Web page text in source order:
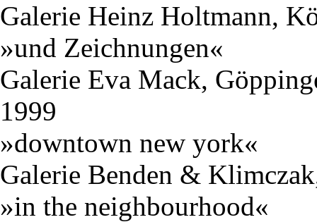
Galerie Heinz Holtmann,
»und Zeichnungen«
Galerie Eva Mack,
1999
»downtown new york«
Galerie Benden &
»in the neighbourhood«